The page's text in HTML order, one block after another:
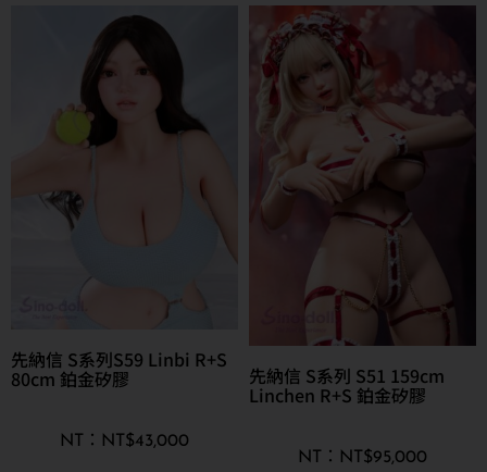
先納信 S系列S59 Linbi R+S
80cm 鉑金矽膠
NT$43,000
先納信 S系列 S51 159cm
Linchen R+S 鉑金矽膠
NT$95,000